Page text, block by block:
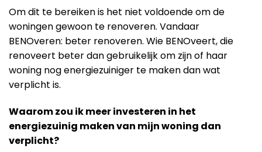
Om dit te bereiken is het niet voldoende om de
woningen gewoon te renoveren. Vandaar
BENOveren: beter renoveren. Wie BENOveert, die
renoveert beter dan gebruikelijk om zijn of haar
woning nog energiezuiniger te maken dan wat
verplicht is.
Waarom zou ik meer investeren in het
energiezuinig maken van mijn woning dan
verplicht?